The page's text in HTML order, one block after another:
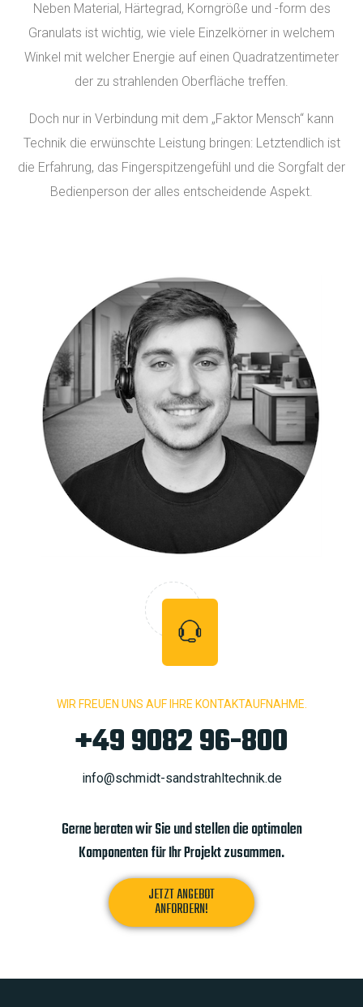
Neben Material, Härtegrad, Korngröße und -form des
Granulats ist wichtig, wie viele Einzelkörner in welchem
Winkel mit welcher Energie auf einen Quadratzentimeter
der zu strahlenden Oberfläche treffen.
Doch nur in Verbindung mit dem „Faktor Mensch“ kann
Technik die erwünschte Leistung bringen: Letztendlich ist
die Erfahrung, das Fingerspitzengefühl und die Sorgfalt der
Bedienperson der alles entscheidende Aspekt.
WIR FREUEN UNS AUF IHRE KONTAKTAUFNAHME.
+49 9082 96-800
info@schmidt-sandstrahltechnik.de
Gerne beraten wir Sie und stellen die optimalen
Komponenten für Ihr Projekt zusammen.
JETZT ANGEBOT
ANFORDERN!